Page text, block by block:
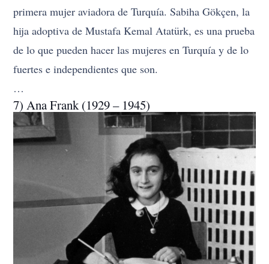
primera mujer aviadora de Turquía. Sabiha Gökçen, la
hija adoptiva de Mustafa Kemal Atatürk, es una prueba
de lo que pueden hacer las mujeres en Turquía y de lo
fuertes e independientes que son.
…
7) Ana Frank (1929 – 1945)